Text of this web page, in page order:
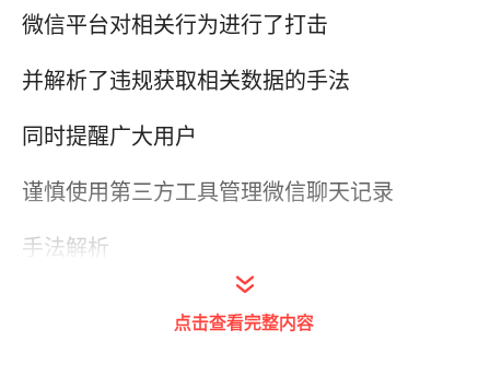
微信平台对相关行为进行了打击
并解析了违规获取相关数据的手法
同时提醒广大用户
谨慎使用第三方工具管理微信聊天记录
手法解析
点击查看完整内容